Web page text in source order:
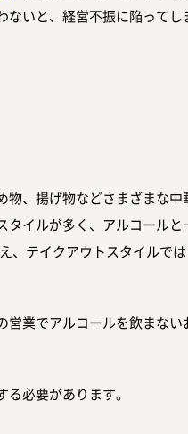
いと、経営不振に陥ってし
、揚げ物などさまざまな中
イルが多く、アルコール
、テイクアウトスタイルで
業でアルコールを飲まない
必要があります。